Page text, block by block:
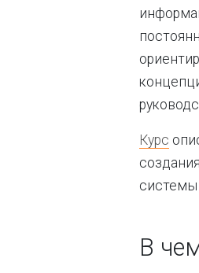
Курс
системы
В